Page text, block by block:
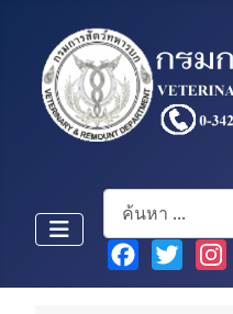
Search
Facebook
Twitter